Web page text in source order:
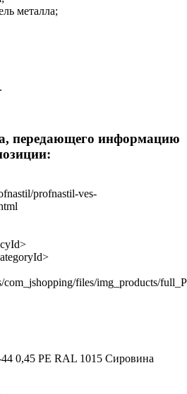
металла;
передающего информацию
profnastil-ves-
com_jshopping/files/img_products/
0,45 PE RAL 1015 Сировина